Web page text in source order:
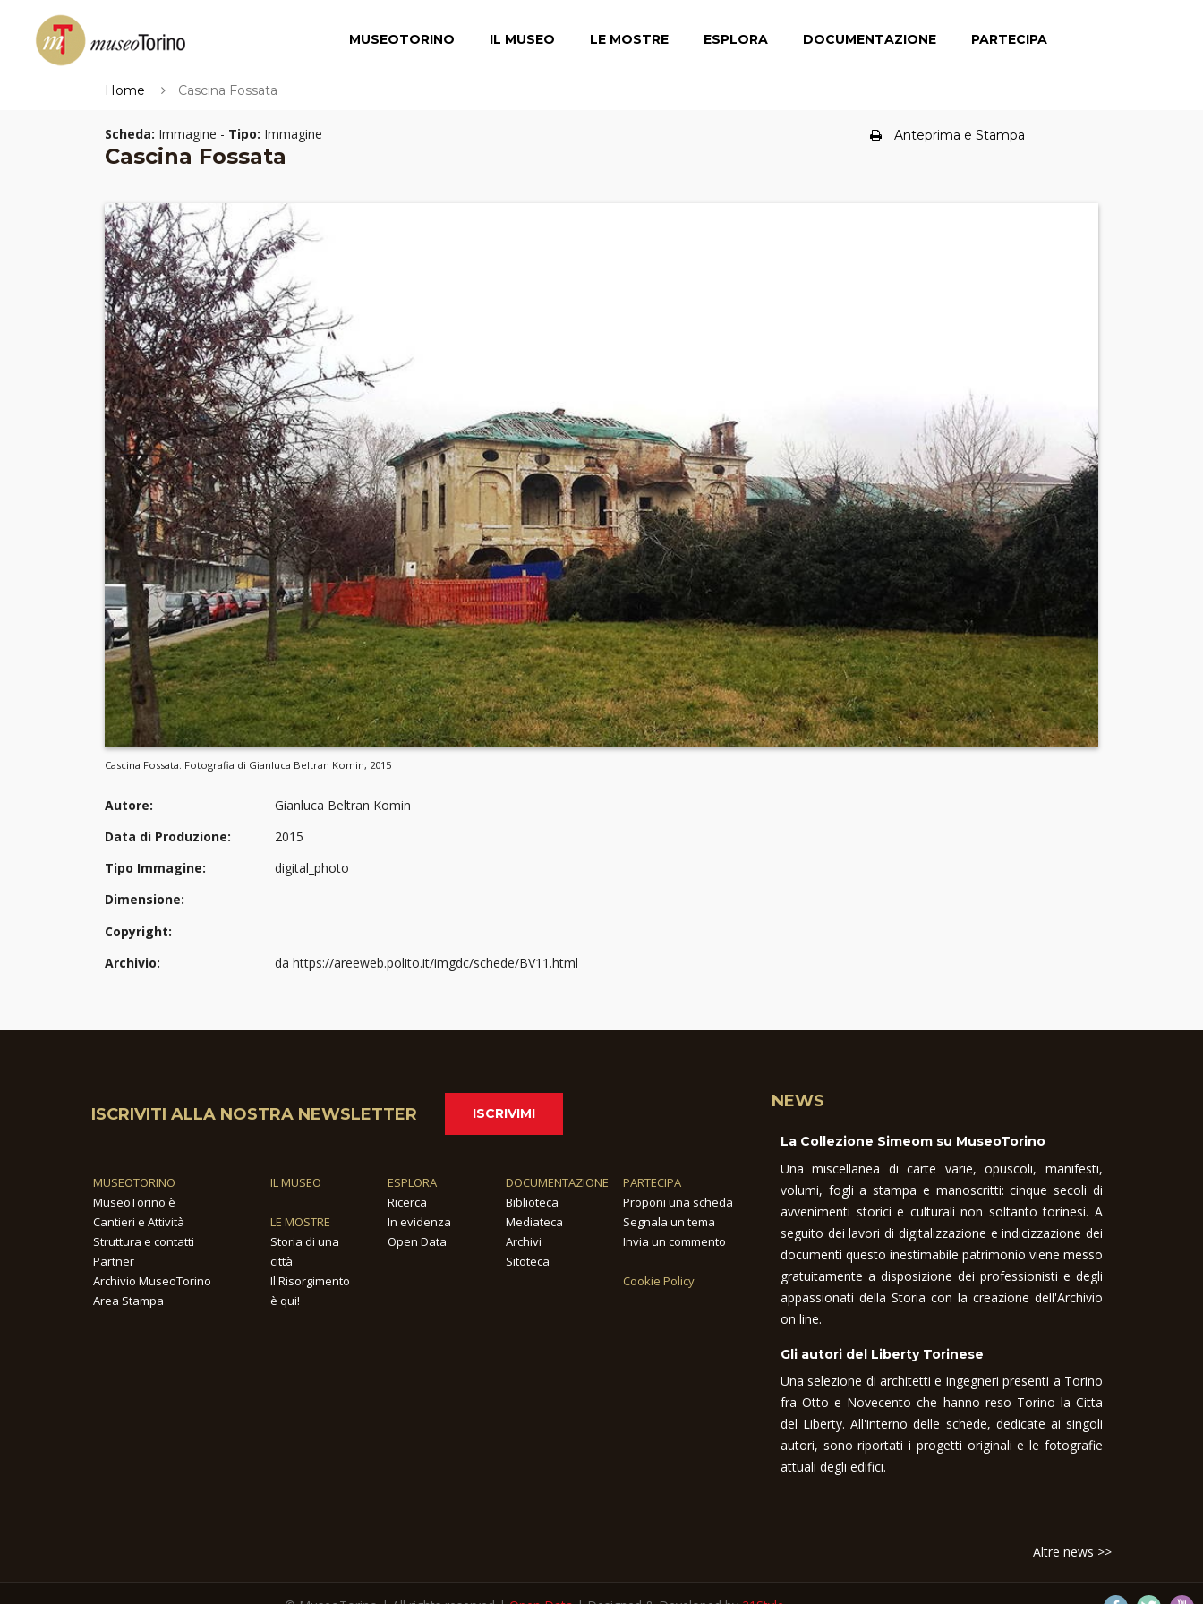
MUSEOTORINO IL MUSEO LE MOSTRE ESPLORA DOCUMENTAZIONE PARTECIPA
Home Cascina Fossata
Scheda: Immagine - Tipo: Immagine
Cascina Fossata
Anteprima e Stampa
Cascina Fossata. Fotografia di Gianluca Beltran Komin, 2015
Autore:
Gianluca Beltran Komin
Data di Produzione:
2015
Tipo Immagine:
digital_photo
Dimensione:
Copyright:
Archivio:
da https://areeweb.polito.it/imgdc/schede/BV11.html
ISCRIVITI ALLA NOSTRA NEWSLETTER ISCRIVIMI
MUSEOTORINO
MuseoTorino è
Cantieri e Attività
Struttura e contatti
Partner
Archivio MuseoTorino
Area Stampa
IL MUSEO
LE MOSTRE
Storia di una
città
Il Risorgimento
è qui!
ESPLORA
Ricerca
In evidenza
Open Data
DOCUMENTAZIONE
Biblioteca
Mediateca
Archivi
Sitoteca
PARTECIPA
Proponi una scheda
Segnala un tema
Invia un commento
Cookie Policy
NEWS
La Collezione Simeom su MuseoTorino
Una miscellanea di carte varie, opuscoli, manifesti,
volumi, fogli a stampa e manoscritti: cinque secoli di
avvenimenti storici e culturali non soltanto torinesi. A
seguito dei lavori di digitalizzazione e indicizzazione dei
documenti questo inestimabile patrimonio viene messo
gratuitamente a disposizione dei professionisti e degli
appassionati della Storia con la creazione dell'Archivio
on line.
Gli autori del Liberty Torinese
Una selezione di architetti e ingegneri presenti a Torino
fra Otto e Novecento che hanno reso Torino la Citta
del Liberty. All'interno delle schede, dedicate ai singoli
autori, sono riportati i progetti originali e le fotografie
attuali degli edifici.
Altre news >>